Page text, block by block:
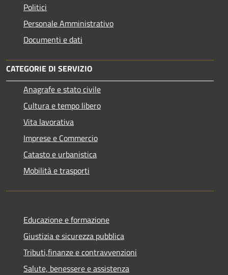
Politici
Personale Amministrativo
Documenti e dati
CATEGORIE DI SERVIZIO
Anagrafe e stato civile
Cultura e tempo libero
Vita lavorativa
Imprese e Commercio
Catasto e urbanistica
Mobilità e trasporti
Educazione e formazione
Giustizia e sicurezza pubblica
Tributi,finanze e contravvenzioni
Salute, benessere e assistenza